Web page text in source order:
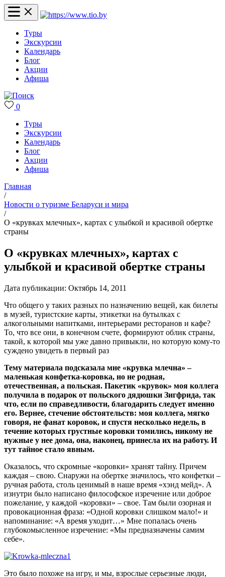
Туры
Экскурсии
Календарь
Блог
Акции
Афиша
0
Туры
Экскурсии
Календарь
Блог
Акции
Афиша
Главная
/
Новости о туризме Беларуси и мира
/
О «крувках млечных», картах с улыбкой и красивой обертке
страны
О «крувках млечных», картах с
улыбкой и красивой обертке страны
Дата публикации: Октябрь 14, 2011
Что общего у таких разных по назначению вещей, как билеты
в музей, туристские карты, этикетки на бутылках с
алкогольными напитками, интерьерами ресторанов и кафе?
То, что все они, в конечном счете, формируют облик страны,
такой, к которой мы уже давно привыкли, но которую кому-то
суждено увидеть в первый раз
Тему материала подсказала мне «крувка млечна» –
маленькая конфетка-коровка, но не родная,
отечественная, а польская. Пакетик «крувок» моя коллега
получила в подарок от польского дядюшки Зигфрида, так
что, если по справедливости, благодарить следует именно
его. Вернее, стечение обстоятельств: моя коллега, мягко
говоря, не фанат коровок, и спустя несколько недель, в
течение которых грустные коровки томились, никому не
нужные у нее дома, она, наконец, принесла их на работу. И
тут тайное стало явным.
Оказалось, что скромные «коровки» хранят тайну. Причем
каждая – свою. Снаружи на обертке значилось, что конфетки –
ручная работа, столь ценимый в наше время «хэнд мейд». А
изнутри было написано философское изречение или доброе
пожелание, у каждой «коровки» – свое. Там были озорная и
провокационная фраза: «Одной коровки слишком мало!» и
напоминание: «А время уходит…» Мне попалась очень
глубокомысленное изречение: «Мы предназначены самим
себе».
Это было похоже на игру, и мы, взрослые серьезные люди,